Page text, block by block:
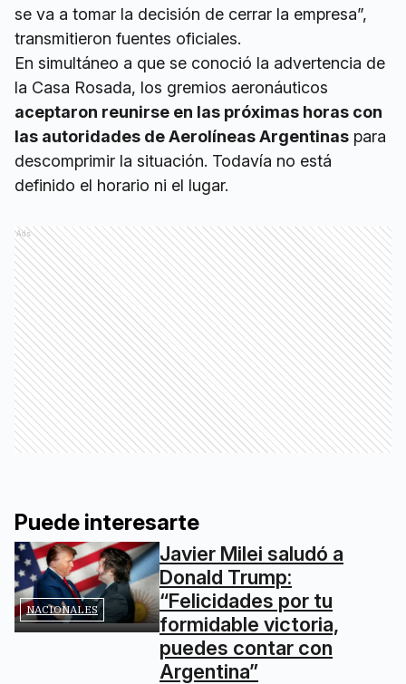
se va a tomar la decisión de cerrar la empresa”,
transmitieron fuentes oficiales.
En simultáneo a que se conoció la advertencia de
la Casa Rosada, los gremios aeronáuticos
aceptaron reunirse en las próximas horas con
las autoridades de Aerolíneas Argentinas para
descomprimir la situación. Todavía no está
definido el horario ni el lugar.
Ads
Puede interesarte
NACIONALES
Javier Milei saludó a
Donald Trump:
“Felicidades por tu
formidable victoria,
puedes contar con
Argentina”